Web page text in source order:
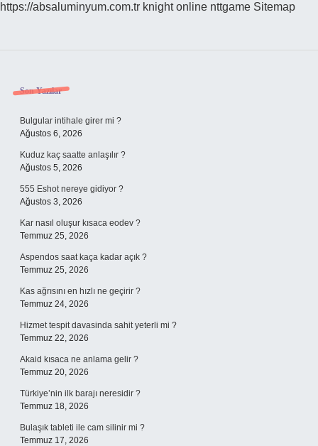
https://absaluminyum.com.tr knight online nttgame Sitemap
Sidebar
Son Yazılar
Bulgular intihale girer mi ?
Ağustos 6, 2026
Kuduz kaç saatte anlaşılır ?
Ağustos 5, 2026
555 Eshot nereye gidiyor ?
Ağustos 3, 2026
Kar nasıl oluşur kısaca eodev ?
Temmuz 25, 2026
Aspendos saat kaça kadar açık ?
Temmuz 25, 2026
Kas ağrısını en hızlı ne geçirir ?
Temmuz 24, 2026
Hizmet tespit davasinda sahit yeterli mi ?
Temmuz 22, 2026
Akaid kısaca ne anlama gelir ?
Temmuz 20, 2026
Türkiye’nin ilk barajı neresidir ?
Temmuz 18, 2026
Bulaşık tableti ile cam silinir mi ?
Temmuz 17, 2026